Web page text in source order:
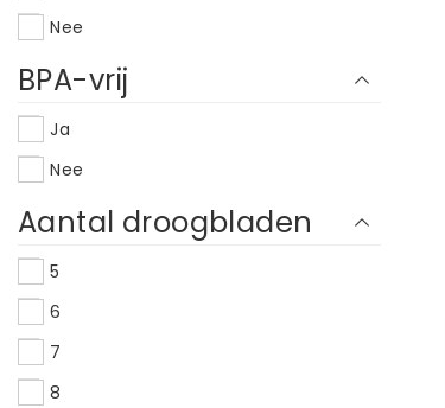
Freshlife
Germ'line
Glaslife
Goodbyn
Green Power
Greenis
Greenstar
Grown Your Greens
Hanssem Ozen
Nee
BPA-vrij
Ja
Nee
Aantal droogbladen
5
6
7
8